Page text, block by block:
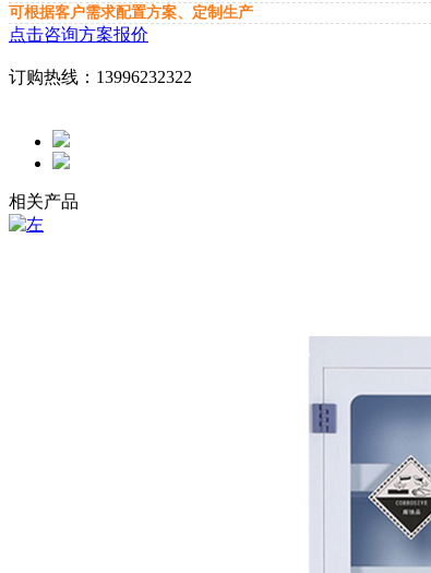
可根据客户需求配置方案、定制生产
点击咨询方案报价
订购热线： 13996232322
相关产品